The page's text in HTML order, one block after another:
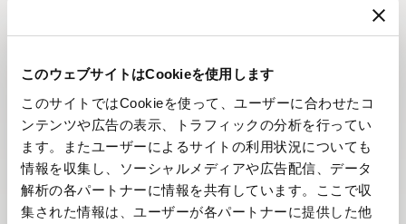
このウェブサイトはCookieを使用します
このサイトではCookieを使って、ユーザーに合わせたコ
ンテンツや広告の表示、トラフィックの分析を行ってい
ます。またユーザーによるサイトの利用状況についても
情報を収集し、ソーシャルメディアや広告配信、データ
解析の各パートナーに情報を共有しています。ここで収
集された情報は、ユーザーが各パートナーに提供した他